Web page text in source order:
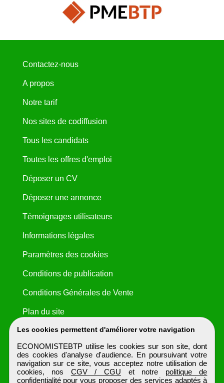
Les cookies permettent d'améliorer votre navigation
ECONOMISTEBTP utilise les cookies sur son site, dont
des cookies d'analyse d'audience. En poursuivant votre
navigation sur ce site, vous acceptez notre utilisation de
cookies, nos CGV / CGU et notre politique de
confidentialitépour vous proposer des services adaptés à
Contactez-nous
A propos
Notre tarif
Nos sites de codiffusion
Tous les candidats
Toutes les offres d'emploi
Déposer un CV
Déposer une annonce
Témoignages utilisateurs
Informations légales
Paramètres des cookies
Conditions de publication
Conditions Générales de Vente
Plan du site